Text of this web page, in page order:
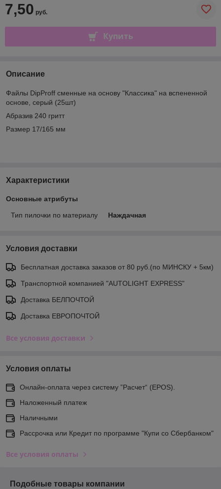
7,50 руб.
Купить
Описание
Файлы DipProff сменные на основу "Классика" на вспененной
основе, серый (25шт)
Абразив 240 гритт
Размер 17/165 мм
Характеристики
Основные атрибуты
Тип пилочки по материалу Наждачная
Условия доставки
Бесплатная доставка заказов от 80 руб.(по МИНСКУ + 5км)
Транспортной компанией "AUTOLIGHT EXPRESS"
Доставка БЕЛПОЧТОЙ
Доставка ЕВРОПОЧТОЙ
Все условия доставки
Условия оплаты
Онлайн-оплата через систему ”Расчет“ (EPOS).
Наложенный платеж
Наличными
Рассрочка или Кредит по программе "Купи со Сбербанком"
Все условия оплаты
Подобные товары компании